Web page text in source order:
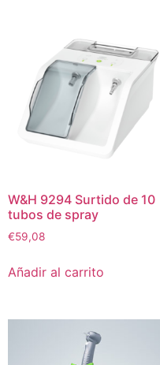
W&H 9294 Surtido de 10
tubos de spray
€59,08
Añadir al carrito